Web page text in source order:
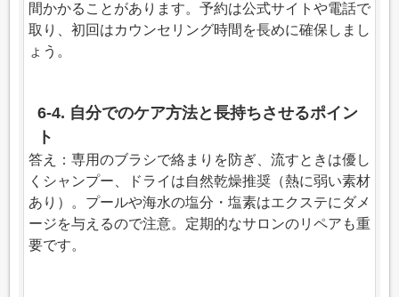
間かかることがあります。予約は公式サイトや電話で
取り、初回はカウンセリング時間を長めに確保しまし
ょう。
6-4. 自分でのケア方法と長持ちさせるポイン
ト
答え：専用のブラシで絡まりを防ぎ、流すときは優し
くシャンプー、ドライは自然乾燥推奨（熱に弱い素材
あり）。プールや海水の塩分・塩素はエクステにダメ
ージを与えるので注意。定期的なサロンのリペアも重
要です。